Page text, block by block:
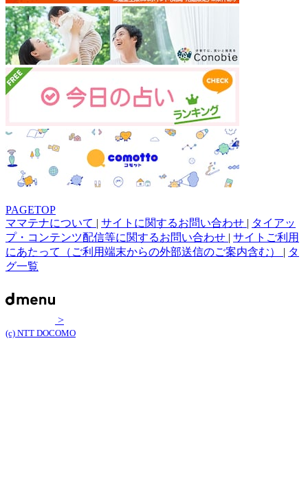
PAGETOP
ママテナについて | サイトに関するお問い合わせ | タイアッ
プ・コンテンツ配信等に関するお問い合わせ | サイトご利用
にあたって（ご利用端末からの外部送信のご案内含む） | タ
グ一覧
>
(c) NTT DOCOMO